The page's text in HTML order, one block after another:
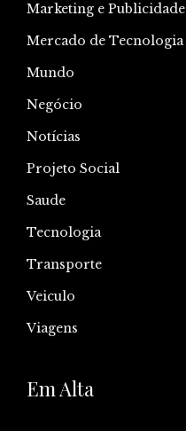
Marketing e Publicidade
Mercado de Tecnologia
Mundo
Negócio
Notícias
Projeto Social
Saude
Tecnologia
Transporte
Veiculo
Viagens
Em Alta